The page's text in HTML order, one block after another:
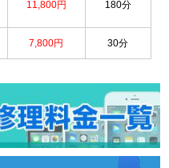
11,800円 180分
7,800円 30分